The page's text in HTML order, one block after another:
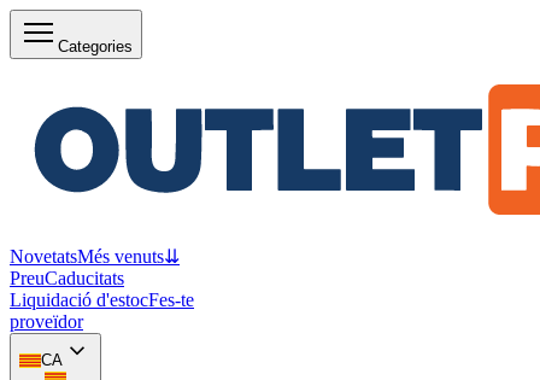
Categories
NovetatsMés venuts⇊
PreuCaducitats
Liquidació d'estocFes-te
proveïdor
CA